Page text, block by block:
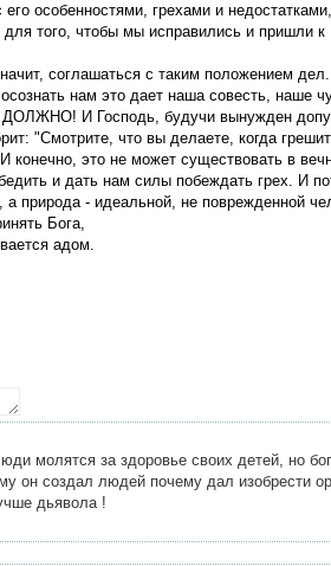
особенностями, грехами и
того, чтобы мы исправились и пришли к
соглашаться с таким положением
нам это дает наша совесть, наше
И Господь, будучи вынужден
"Смотрите, что вы делаете, когда
это не может существовать в
и дать нам силы побеждать грех. И
природа - идеальной, не поврежденной
Бога,
адом.
молятся за здоровье своих детей, но
он создал людей почему дал изобрести
дьявола !